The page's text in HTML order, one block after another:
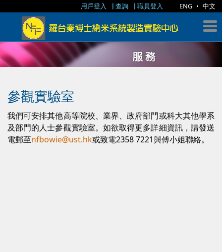
用戶登入 查詢 職員登入 ENG • 中文
參觀實驗室
我們可安排其他高等院校、業界、政府部門或科大其他學系
及部門的人士參觀實驗室。如欲取得更多詳細資訊，請發送
電郵至nfbowie@ust.hk或致電2358 7221與傅小姐聯絡。